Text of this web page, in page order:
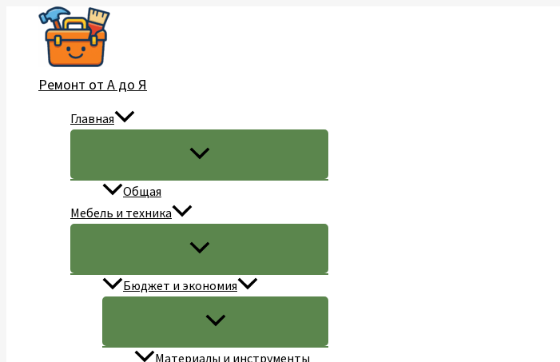
Перейти
содержимому
Ремонт от А до Я
Главная
Общая
Мебель и техника
Бюджет и экономия
Материалы и инструменты